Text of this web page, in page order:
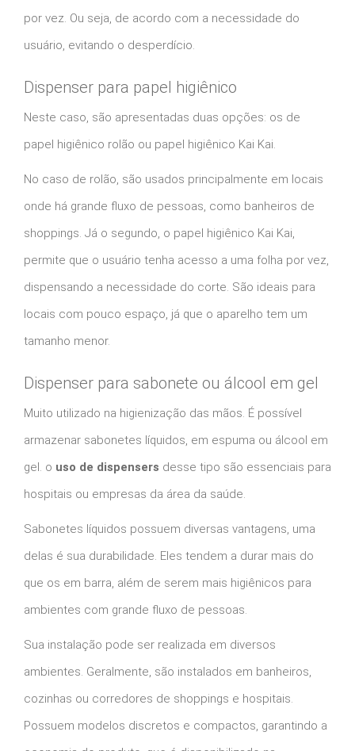
por vez. Ou seja, de acordo com a necessidade do
usuário, evitando o desperdício.
Dispenser para papel higiênico
Neste caso, são apresentadas duas opções: os de
papel higiênico rolão ou papel higiênico Kai Kai.
No caso de rolão, são usados principalmente em locais
onde há grande fluxo de pessoas, como banheiros de
shoppings. Já o segundo, o papel higiênico Kai Kai,
permite que o usuário tenha acesso a uma folha por vez,
dispensando a necessidade do corte. São ideais para
locais com pouco espaço, já que o aparelho tem um
tamanho menor.
Dispenser para sabonete ou álcool em gel
Muito utilizado na higienização das mãos. É possível
armazenar sabonetes líquidos, em espuma ou álcool em
gel. o uso de dispensers desse tipo são essenciais para
hospitais ou empresas da área da saúde.
Sabonetes líquidos possuem diversas vantagens, uma
delas é sua durabilidade. Eles tendem a durar mais do
que os em barra, além de serem mais higiênicos para
ambientes com grande fluxo de pessoas.
Sua instalação pode ser realizada em diversos
ambientes. Geralmente, são instalados em banheiros,
cozinhas ou corredores de shoppings e hospitais.
Possuem modelos discretos e compactos, garantindo a